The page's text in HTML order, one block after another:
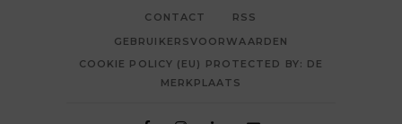
CONTACT
RSS
GEBRUIKERSVOORWAARDEN
COOKIE POLICY (EU) PROTECTED BY: DE
MERKPLAATS